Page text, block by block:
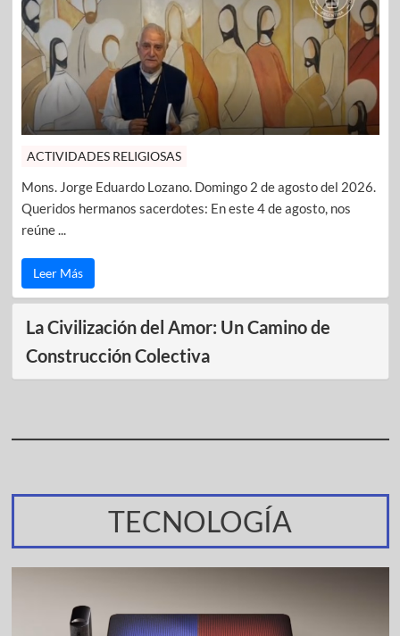
ACTIVIDADES RELIGIOSAS
Mons. Jorge Eduardo Lozano. Domingo 2 de agosto del 2026.
Queridos hermanos sacerdotes: En este 4 de agosto, nos
reúne ...
Leer Más
La Civilización del Amor: Un Camino de
Construcción Colectiva
TECNOLOGÍA